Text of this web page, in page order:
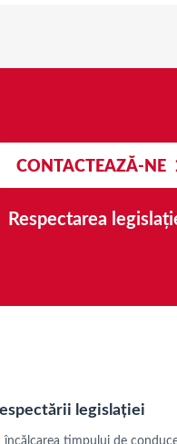
CONTACTEAZĂ-NE
Respectarea
legislației
încălcarea timpului de